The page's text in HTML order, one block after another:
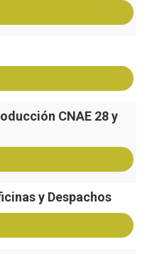
CNAE 28 y
y Despachos